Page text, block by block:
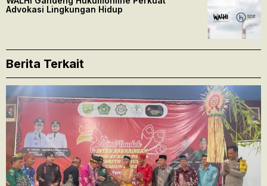
Advokasi Lingkungan Hidup
Berita Terkait